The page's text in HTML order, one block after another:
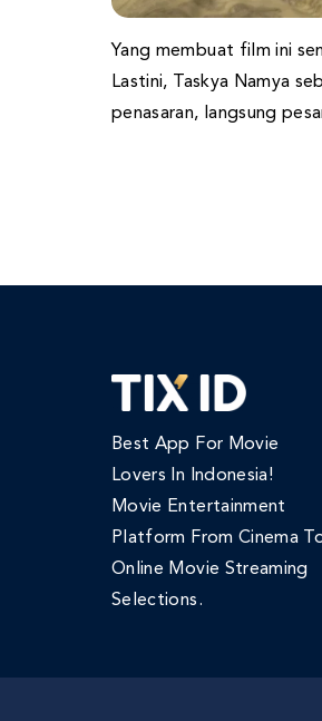
Yang membuat film ini
Lastini, Taskya Namya
penasaran, langsung
Best App For Movie
Lovers In Indonesia!
Movie Entertainment
Platform From Cinema
Online Movie Streaming
Selections.